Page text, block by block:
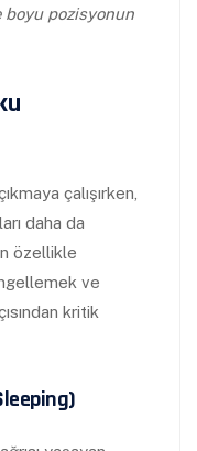
pozisyonun
çalışırken,
daha da
özellikle
ve
kritik